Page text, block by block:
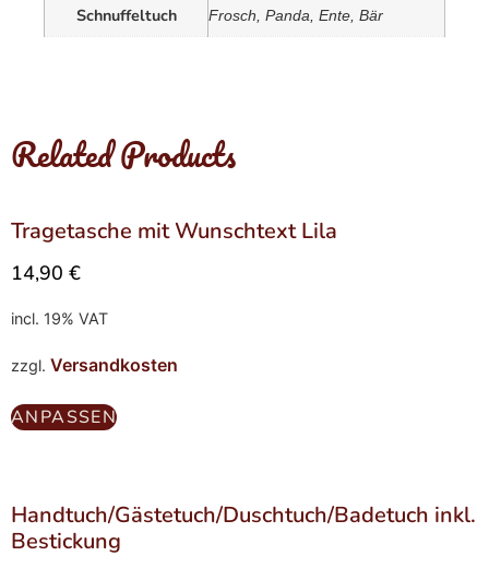
Schnuffeltuch Frosch, Panda, Ente, Bär
Related Products
Tragetasche mit Wunschtext Lila
14,90 €
incl. 19% VAT
zzgl. Versandkosten
ANPASSEN
Handtuch/Gästetuch/Duschtuch/Badetuch inkl.
Bestickung